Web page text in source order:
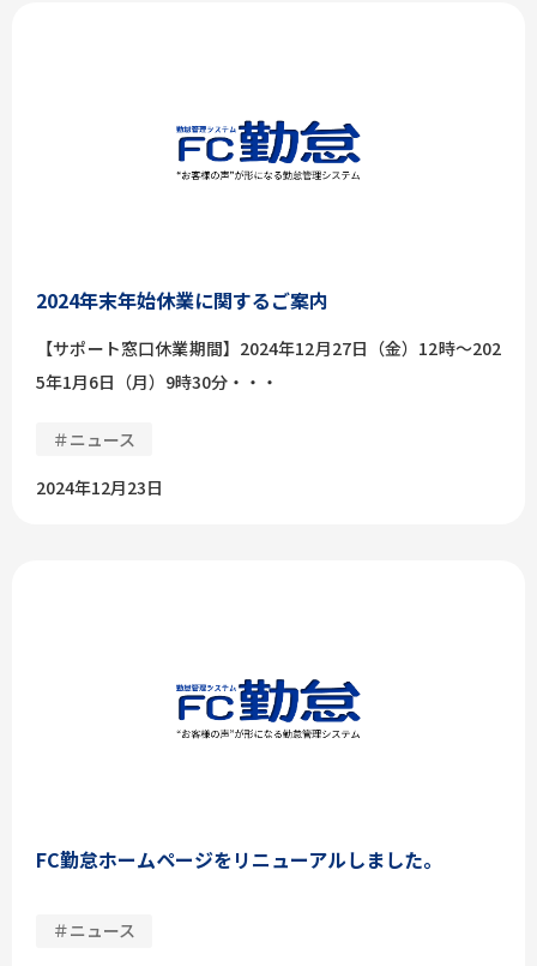
2024年末年始休業に関するご案内
【サポート窓口休業期間】2024年12月27日（金）12時～202
5年1月6日（月）9時30分・・・
＃ニュース
2024年12月23日
FC勤怠ホームページをリニューアルしました。
＃ニュース